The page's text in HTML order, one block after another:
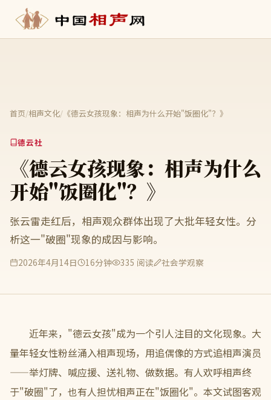
首页/相声文化/ 《德云女孩现象：相声为什么开始"饭圈化"？》
德云社
《德云女孩现象：相声为什么
开始"饭圈化"？》
张云雷走红后，相声观众群体出现了大批年轻女性。分
析这一"破圈"现象的成因与影响。
2026年4月14日 16分钟 335 阅读 社会学观察
近年来，"德云女孩"成为一个引人注目的文化现象。大
量年轻女性粉丝涌入相声现场，用追偶像的方式追相声演员
——举灯牌、喊应援、送礼物、做数据。有人欢呼相声终
于"破圈"了，也有人担忧相声正在"饭圈化"。本文试图客观